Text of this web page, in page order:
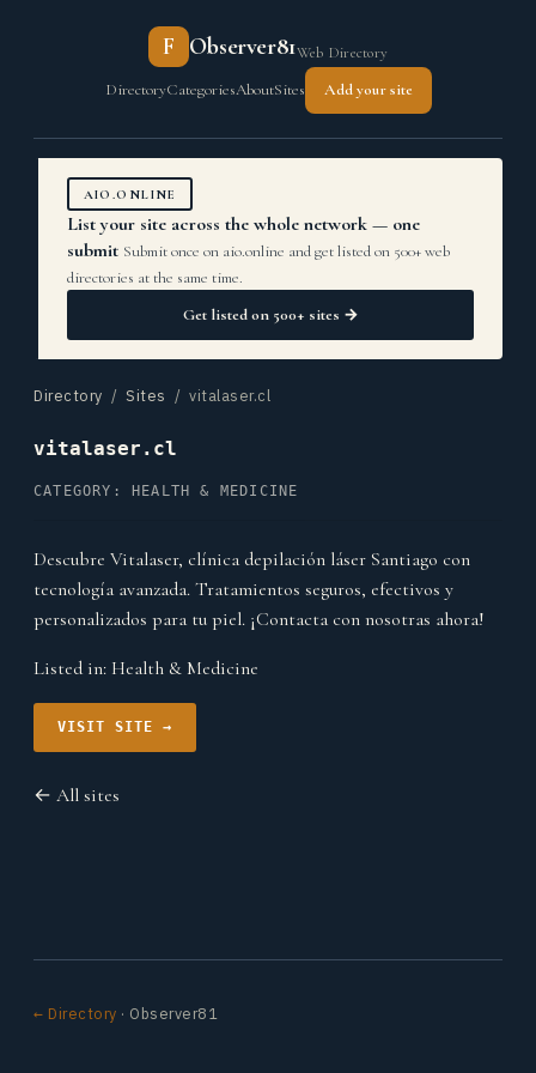
F Observer81Web Directory
DirectoryCategoriesAboutSites Add your site
AIO.ONLINE
List your site across the whole network — one
submit Submit once on aio.online and get listed on 500+ web
directories at the same time.
Get listed on 500+ sites →
Directory / Sites / vitalaser.cl
vitalaser.cl
CATEGORY: HEALTH & MEDICINE
Descubre Vitalaser, clínica depilación láser Santiago con
tecnología avanzada. Tratamientos seguros, efectivos y
personalizados para tu piel. ¡Contacta con nosotras ahora!
Listed in: Health & Medicine
VISIT SITE →
← All sites
← Directory · Observer81